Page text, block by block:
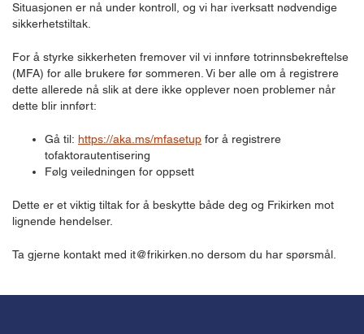
Situasjonen er nå under kontroll, og vi har iverksatt nødvendige
sikkerhetstiltak.
For å styrke sikkerheten fremover vil vi innføre totrinnsbekreftelse
(MFA) for alle brukere før sommeren. Vi ber alle om å registrere
dette allerede nå slik at dere ikke opplever noen problemer når
dette blir innført:
Gå til: https://aka.ms/mfasetup for å registrere
tofaktorautentisering
Følg veiledningen for oppsett
Dette er et viktig tiltak for å beskytte både deg og Frikirken mot
lignende hendelser.
Ta gjerne kontakt med it@frikirken.no dersom du har spørsmål.